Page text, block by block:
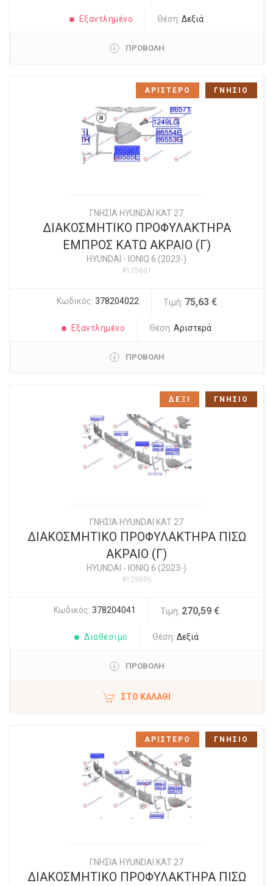
Εξαντλημένο Θέση:Δεξιά
ΠΡΟΒΟΛΗ
ΓΝΗΣΙΑ HYUNDAI KAT 27
ΔΙΑΚΟΣΜΗΤΙΚΟ ΠΡΟΦΥΛΑΚΤΗΡΑ
ΕΜΠΡΟΣ ΚΑΤΩ ΑΚΡΑΙΟ (Γ)
HYUNDAI - IONIQ 6 (2023-)
#125601
Κωδικός: 378204022 Τιμή: 75,63 €
Εξαντλημένο Θέση:Αριστερά
ΠΡΟΒΟΛΗ
ΑΡΙΣΤΕΡΟ ΓΝΗΣΙΟ
ΓΝΗΣΙΑ HYUNDAI KAT 27
ΔΙΑΚΟΣΜΗΤΙΚΟ ΠΡΟΦΥΛΑΚΤΗΡΑ ΠΙΣΩ
ΑΚΡΑΙΟ (Γ)
HYUNDAI - IONIQ 6 (2023-)
#125606
Κωδικός: 378204041 Τιμή: 270,59 €
Διαθέσιμο Θέση: Δεξιά
ΠΡΟΒΟΛΗ
ΣΤΟ ΚΑΛΆΘΙ
ΔΕΞΙ ΓΝΗΣΙΟ
ΓΝΗΣΙΑ HYUNDAI KAT 27
ΔΙΑΚΟΣΜΗΤΙΚΟ ΠΡΟΦΥΛΑΚΤΗΡΑ ΠΙΣΩ
ΑΡΙΣΤΕΡΟ ΓΝΗΣΙΟ